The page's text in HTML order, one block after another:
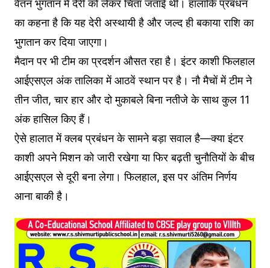
वेतन भुगतान में देरी को लेकर चिंता जताई थी। हालांकि प्रबंधन
का कहना है कि यह देरी अस्थायी है और जल्द ही बकाया राशि का
भुगतान कर दिया जाएगा।
मैदान पर भी टीम का प्रदर्शन औसत रहा है। इंटर काशी फिलहाल
आईएसएल अंक तालिका में आठवें स्थान पर है। नौ मैचों में टीम ने
तीन जीत, चार हार और दो मुकाबले बिना नतीजे के साथ कुल 11
अंक हासिल किए हैं।
ऐसे हालात में क्लब प्रबंधन के सामने बड़ा सवाल है—क्या इंटर
काशी अपने मिशन को जारी रखेगा या फिर बढ़ती चुनौतियों के बीच
आईएसएल से दूरी बना लेगा। फिलहाल, इस पर अंतिम निर्णय
आना बाकी है।